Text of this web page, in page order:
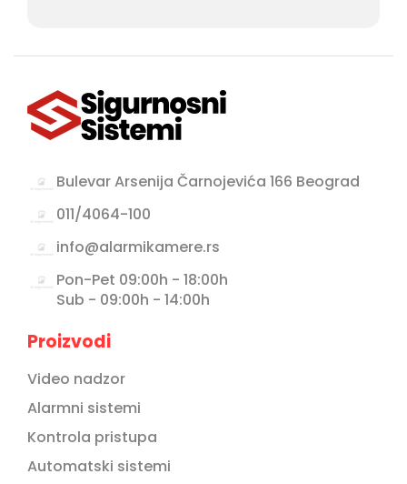
Bulevar Arsenija Čarnojevića 166 Beograd
011/4064-100
info@alarmikamere.rs
Pon-Pet 09:00h - 18:00h
Sub - 09:00h - 14:00h
Proizvodi
Video nadzor
Alarmni sistemi
Kontrola pristupa
Automatski sistemi